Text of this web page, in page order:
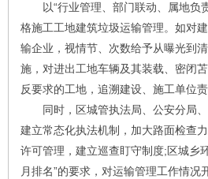
以“行业管理、部门联动、属地负
格施工工地建筑垃圾运输管理。如对
输企业，视情节、次数给予从曝光到
施，对进出工地车辆及其装载、密闭
反要求的工地，追溯建设、施工单位责
同时，区城管执法局、公安分局、
建立常态化执法机制，加大路面检查
许可管理，建立巡查盯守制度;区城乡
月排名”的要求，对运输管理工作情况